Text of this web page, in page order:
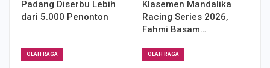
Padang Diserbu Lebih
dari 5.000 Penonton
Klasemen Mandalika
Racing Series 2026,
Fahmi Basam…
OLAH RAGA OLAH RAGA